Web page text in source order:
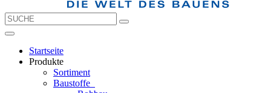
Startseite
Produkte
Sortiment
Baustoffe